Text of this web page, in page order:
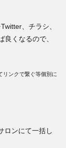
、チラシ、
くなるので、
リンクで繋ぐ等個別に
ロンにて一括し